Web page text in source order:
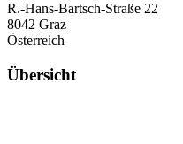
R.-Hans-Bartsch-Straße 22
8042 Graz
Österreich
Übersicht